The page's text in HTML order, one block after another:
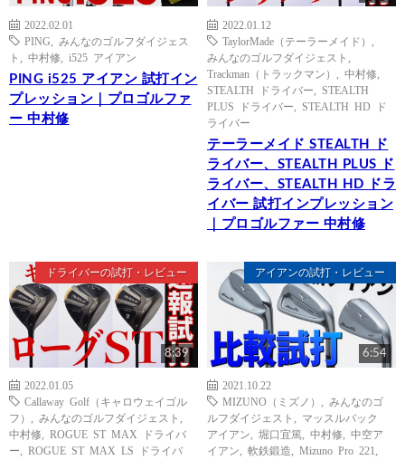
2022.02.01
PING
みんなのゴルフダイジェス
ト
中村修 i525 アイアン
PING i525 アイアン 試打イン
プレッション｜プロゴルファ
ー 中村修
2022.01.12
TaylorMade（テーラーメイド）
みんなのゴルフダイジェスト
Trackman（トラックマン）
中村修
STEALTH ドライバー
STEALTH
PLUS ドライバー
STEALTH HD ド
ライバー
テーラーメイド STEALTH ド
ライバー、STEALTH PLUS ド
ライバー、STEALTH HD ドラ
イバー 試打インプレッション
｜プロゴルファー 中村修
ドライバーの試打・レビュー
8:39
2022.01.05
Callaway Golf（キャロウェイゴル
フ）
みんなのゴルフダイジェスト
中村修
ROGUE ST MAX ドライバ
ー
ROGUE ST MAX LS ドライバ
アイアンの試打・レビュー
6:54
2021.10.22
MIZUNO（ミズノ）
みんなのゴ
ルフダイジェスト
マッスルバック
アイアン
堀口宜篤 中村修
中空ア
イアン
軟鉄鍛造 Mizuno Pro 221